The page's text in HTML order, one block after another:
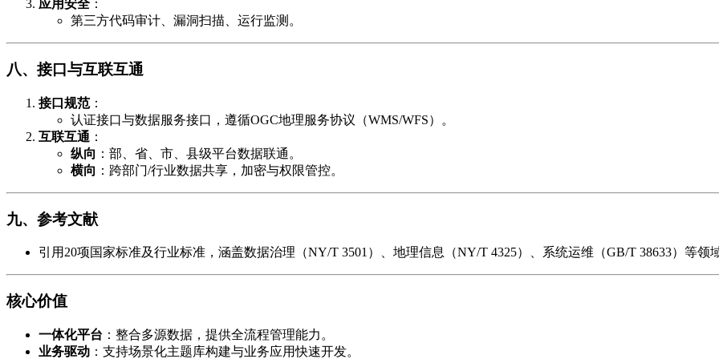
应用安全 ​：
第三方代码审计、漏洞扫描、运行监测。
八、接口与互联互通
接口规范​：
认证接口与数据服务接口，遵循OGC地理服务协议（WMS/WFS）。
互联互通 ​：
纵向 ​：部、省、市、县级平台数据联通。
横向 ​：跨部门/行业数据共享，加密与权限管控。
九、参考文献
引用20项国家标准及行业标准，涵盖数据治理（NY/T 3501）、地理信息（NY/T 4325）、系统运维（GB/T 38633）等领
核心价值
一体化平台 ​：整合多源数据，提供全流程管理能力。
业务驱动 ​：支持场景化主题库构建与业务应用快速开发。